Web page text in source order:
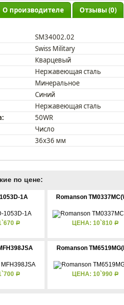
О производителе Отзывы (0)
SM34002.02
Swiss Military
Кварцевый
Нержавеющая сталь
Минеральное
Синий
Нержавеющая сталь
50WR
Число
36х36 мм
по цене:
1A
Р
Romanson
ЦЕНА: 10`810 Р
Р
Romanson
ЦЕНА: 10`990 Р